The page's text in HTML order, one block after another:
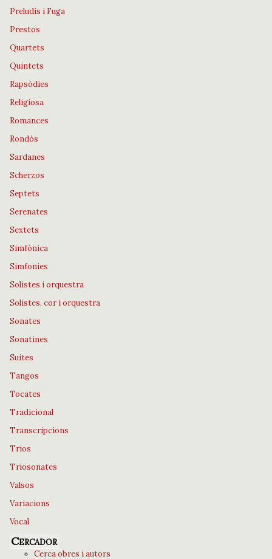
Preludis i Fuga
Prestos
Quartets
Quintets
Rapsòdies
Religiosa
Romances
Rondós
Sardanes
Scherzos
Septets
Serenates
Sextets
Simfònica
Simfonies
Solistes i orquestra
Solistes, cor i orquestra
Sonates
Sonatines
Suites
Tangos
Tocates
Tradicional
Transcripcions
Trios
Triosonates
Valsos
Variacions
Vocal
Cercador
Cerca obres i autors